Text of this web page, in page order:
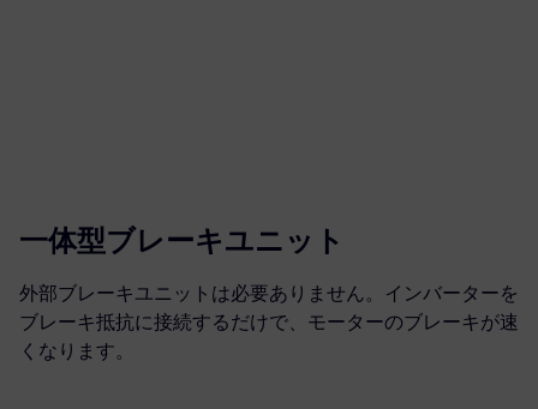
一体型ブレーキユニット
外部ブレーキユニットは必要ありません。インバーターを
ブレーキ抵抗に接続するだけで、モーターのブレーキが速
くなります。